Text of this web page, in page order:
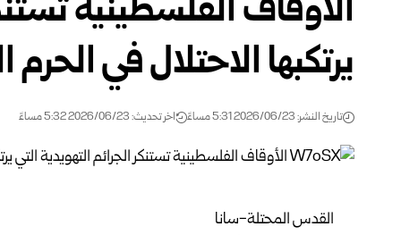
الأوقاف الفلسطينية
يرتكبها الاحتلال في الحرم
تاريخ النشر: 2026/06/23 5:31 مساءً اخر تحديث: 2026/06/23 5:32 مساءً
القدس المحتلة-سانا